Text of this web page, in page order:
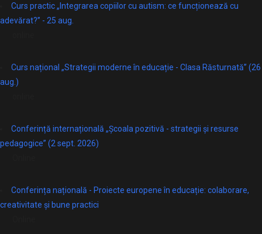
Curs practic „Integrarea copiilor cu autism: ce funcționează cu
adevărat?” - 25 aug.
Curs național „Strategii moderne în educație - Clasa Răsturnată” (26
aug.)
Conferință internațională „Școala pozitivă - strategii și resurse
pedagogice” (2 sept. 2026)
Conferința națională - Proiecte europene în educație: colaborare,
creativitate și bune practici